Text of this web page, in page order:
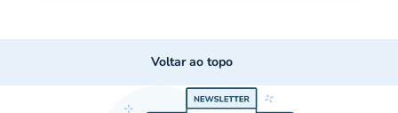
Voltar ao topo